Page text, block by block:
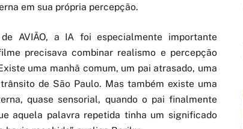
em sua própria percepção.
AVIÃO, a IA foi especialmente importante
precisava combinar realismo e percepção
uma manhã comum, um pai atrasado, uma
de São Paulo. Mas também existe uma
quase sensorial, quando o pai finalmente
aquela palavra repetida tinha um significado